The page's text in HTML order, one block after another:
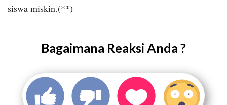
siswa miskin.(**)
Bagaimana Reaksi Anda ?